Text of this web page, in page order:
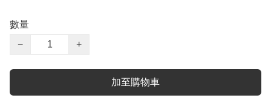
數量
−
+
加至購物車